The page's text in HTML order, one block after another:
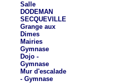
Salle
DODEMAN
SECQUEVILLE
Grange aux
Dimes
Mairies
Gymnase
Dojo -
Gymnase
Mur d'escalade
- Gymnase